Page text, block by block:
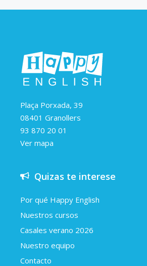
Plaça Porxada, 39
08401 Granollers
93 870 20 01
Ver mapa
Quizas te interese
Por qué Happy English
Nuestros cursos
Casales verano 2026
Nuestro equipo
Contacto